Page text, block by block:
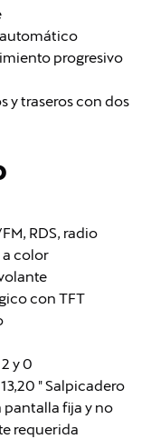
progresivo
y traseros con dos
RDS, radio
color
con TFT
y 0
" Salpicadero
pantalla fija y no
requerida